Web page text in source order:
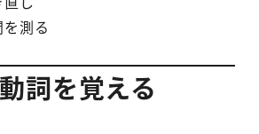
測る
詞を覚える